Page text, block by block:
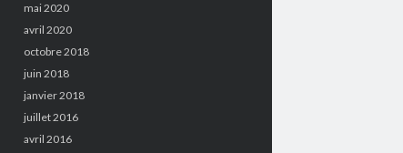
mai 2020
avril 2020
octobre 2018
juin 2018
janvier 2018
juillet 2016
avril 2016